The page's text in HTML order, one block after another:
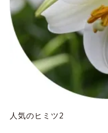
人気のヒミツ2